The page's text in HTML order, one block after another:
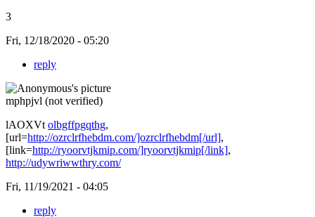
3
Fri, 12/18/2020 - 05:20
reply
mphpjvl (not verified)
lAOXVt olbgffpgqthg,
[url=http://ozrclrfhebdm.com/]ozrclrfhebdm[/url],
[link=http://ryoorvtjkmip.com/]ryoorvtjkmip[/link],
http://udywriwwthry.com/
Fri, 11/19/2021 - 04:05
reply